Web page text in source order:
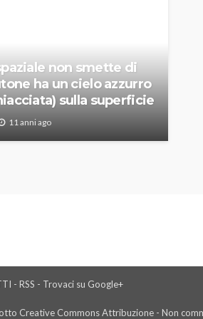
non smette di
ha un cielo azzurro
sulla superficie
11 anni ago
- RSS - Trovaci su Google+
Creative Commons Attribuzione - Non